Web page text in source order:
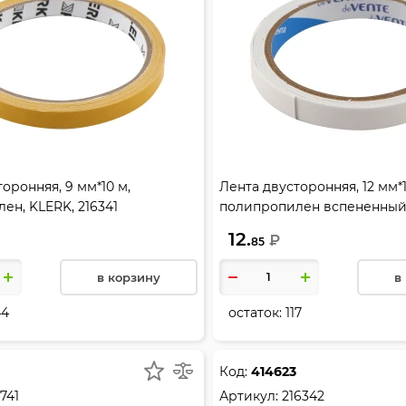
9 мм*10 м,
KLERK, 216341
в корзину
Лента двусторонняя, 12
полипропилен
12.85 ₽
в
остаток: 117
Код: 414623
Артикул: 216342